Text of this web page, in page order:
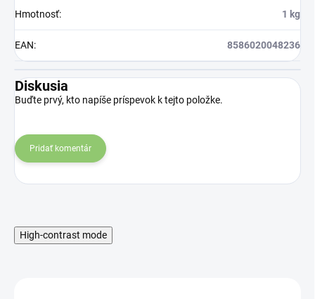
Hmotnosť: 1 kg
EAN: 8586020048236
Diskusia
Buďte prvý, kto napíše príspevok k tejto položke.
Pridať komentár
High-contrast mode